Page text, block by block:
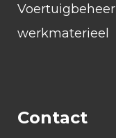
Voertuigbeheer
werkmaterieel
Contact